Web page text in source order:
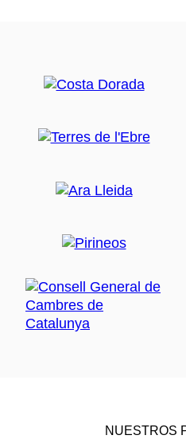
NUESTROS